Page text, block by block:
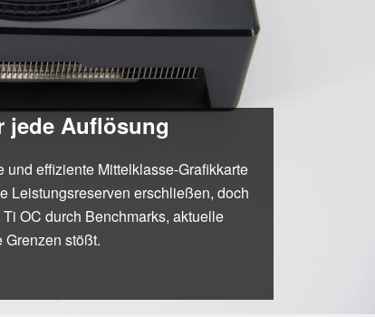
jede Auflösung
effiziente Mittelklasse-Grafikkarte
Leistungsreserven erschließen, doch
OC durch Benchmarks, aktuelle
stößt.